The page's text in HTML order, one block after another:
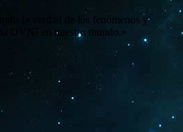
la verdad de los fenómenos y
OVNI en nuestro mundo.»